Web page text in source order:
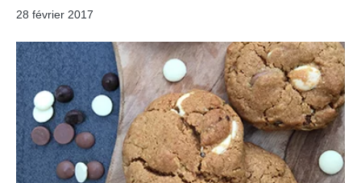
28 février 2017